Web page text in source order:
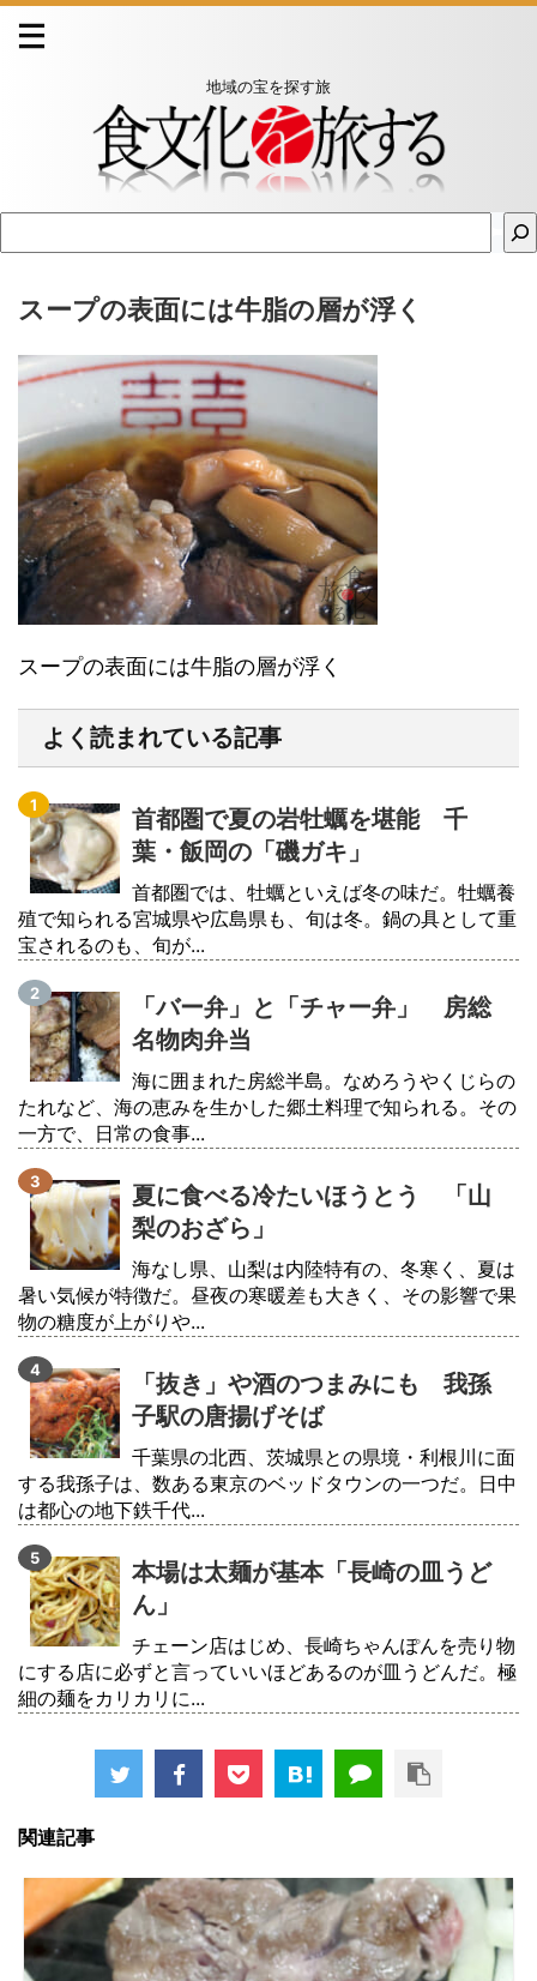
地域の宝を探す旅
スープの表面には牛脂の層が浮く
スープの表面には牛脂の層が浮く
よく読まれている記事
首都圏で夏の岩牡蠣を堪能 千
葉・飯岡の「磯ガキ」
首都圏では、牡蠣といえば冬の味だ。牡蠣養
殖で知られる宮城県や広島県も、旬は冬。鍋の具として重
宝されるのも、旬が...
「バー弁」と「チャー弁」 房総
名物肉弁当
海に囲まれた房総半島。なめろうやくじらの
たれなど、海の恵みを生かした郷土料理で知られる。その
一方で、日常の食事...
夏に食べる冷たいほうとう 「山
梨のおざら」
海なし県、山梨は内陸特有の、冬寒く、夏は
暑い気候が特徴だ。昼夜の寒暖差も大きく、その影響で果
物の糖度が上がりや...
「抜き」や酒のつまみにも 我孫
子駅の唐揚げそば
千葉県の北西、茨城県との県境・利根川に面
する我孫子は、数ある東京のベッドタウンの一つだ。日中
は都心の地下鉄千代...
本場は太麺が基本「長崎の皿うど
ん」
チェーン店はじめ、長崎ちゃんぽんを売り物
にする店に必ずと言っていいほどあるのが皿うどんだ。極
細の麺をカリカリに...
関連記事